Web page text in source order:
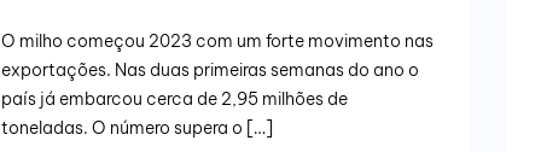
O milho começou 2023 com um forte movimento nas
exportações. Nas duas primeiras semanas do ano o
país já embarcou cerca de 2,95 milhões de
toneladas. O número supera o […]